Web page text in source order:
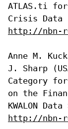
ATLAS.ti
Crisis Data
http://nbn-
Anne M.
J. Sharp
Category
on the
KWALON
http://nbn-